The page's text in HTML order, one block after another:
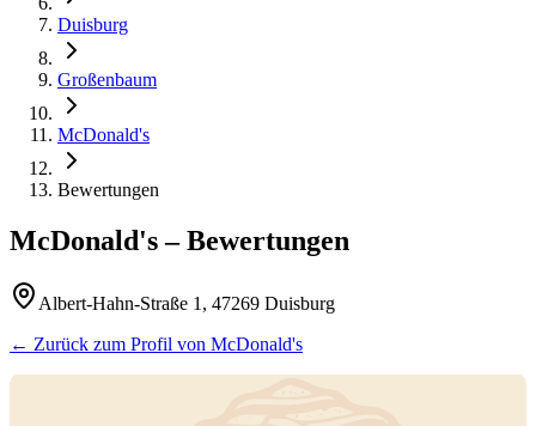
Duisburg
Großenbaum
McDonald's
Bewertungen
McDonald's – Bewertungen
Albert-Hahn-Straße 1, 47269 Duisburg
← Zurück zum Profil von McDonald's